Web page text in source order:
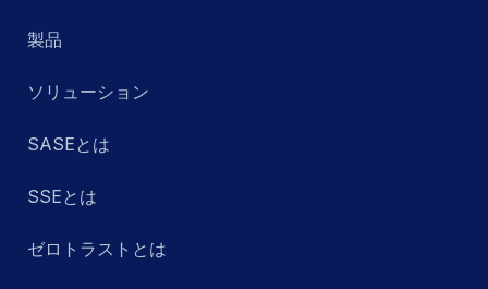
製品
ソリューション
SASEとは
SSEとは
ゼロトラストとは